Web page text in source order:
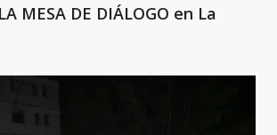
MESA DE DIÁLOGO en La